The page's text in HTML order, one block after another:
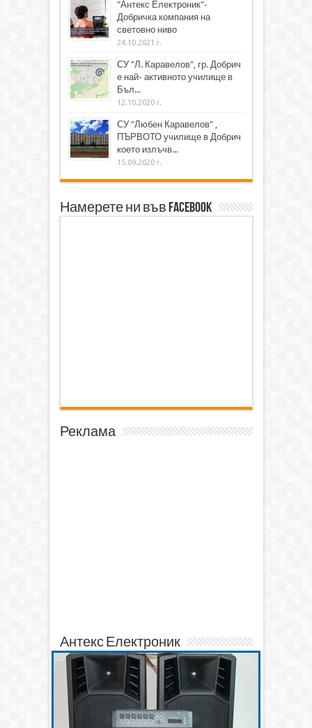
"Антекс Електроник"-
Добричка компания на
световно ниво
24.10.2021 г.
СУ "Л. Каравелов", гр. Добрич
е най- активното училище в
Бъл...
12.10.2020 г.
СУ "Любен Каравелов" ,
ПЪРВОТО училище в Добрич
което излъчв...
15.09.2020 г.
Намерете ни във Facebook
Реклама
Антекс Електроник